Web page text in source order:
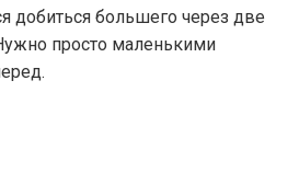
добиться большего через две
просто маленькими